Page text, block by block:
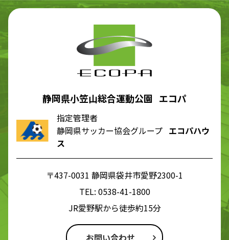
静岡県小笠山総合運動公園 エコパ
指定管理者
静岡県サッカー協会グループ エコパハウ
ス
〒437-0031 静岡県袋井市愛野2300-1
TEL: 0538-41-1800
JR愛野駅から徒歩約15分